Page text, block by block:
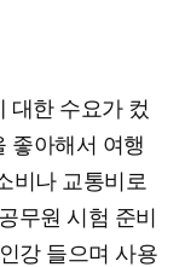
대한 수요가 컸
좋아해서 여행
비나 교통비로
무원 시험 준비
강 들으며 사용